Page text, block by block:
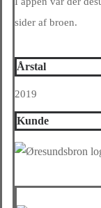
sider af broen.
Årstal
2019
Kunde